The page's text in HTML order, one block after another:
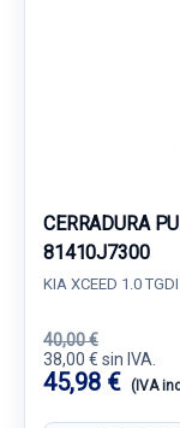
CERRADURA
81410J7300
KIA XCEED 1.0
40,00 €
38,00 € sin IVA.
45,98 € (IVA